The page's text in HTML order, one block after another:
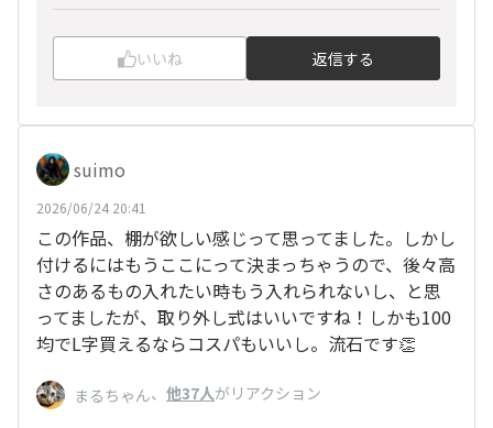
いいね 返信する
suimo
2026/06/24 20:41
この作品、棚が欲しい感じって思ってました。しかし
付けるにはもうここにって決まっちゃうので、後々高
さのあるもの入れたい時もう入れられないし、と思
ってましたが、取り外し式はいいですね！しかも100
均でL字買えるならコスパもいいし。流石です👏
まるちゃん、 他37人がリアクション